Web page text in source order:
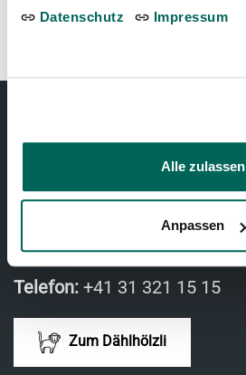
Datenschutz Impressum
Alle zulassen
Anpassen
TIERPARK BERN
Tierparkweg 1
Telefon: +41 31 321 15 15
Zum Dählhölzli